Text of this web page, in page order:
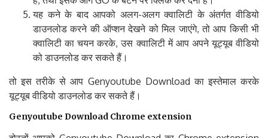
यह कने के बाद आपको अलग-अलग क्वालिटी के अंतर्गत वीडियो
डाउनलोड करने की ऑप्शन देखने को मिल जाएंगे, तो आप किसी भी
क्वालिटी का चयन करके, उस क्वालिटी में आप अपने यूट्यूब वीडियो
को डाउनलोड कर सकते हैं।
तो इस तरीके से आप Genyoutube Download का इस्तेमाल करके
यूट्यूब वीडियो डाउनलोड कर सकते हैं।
Genyoutube Download Chrome extension
दोस्तों आपको Genyoutube Download का Chrome extension